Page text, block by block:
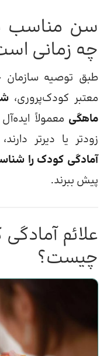
سن مناسب
چه زمانی
معتبر کودک‌پروری،
ماهگی معمولاً
زودتر یا دیرتر
آمادگی کودک را
پیش ببرند.
علائم
چیست؟